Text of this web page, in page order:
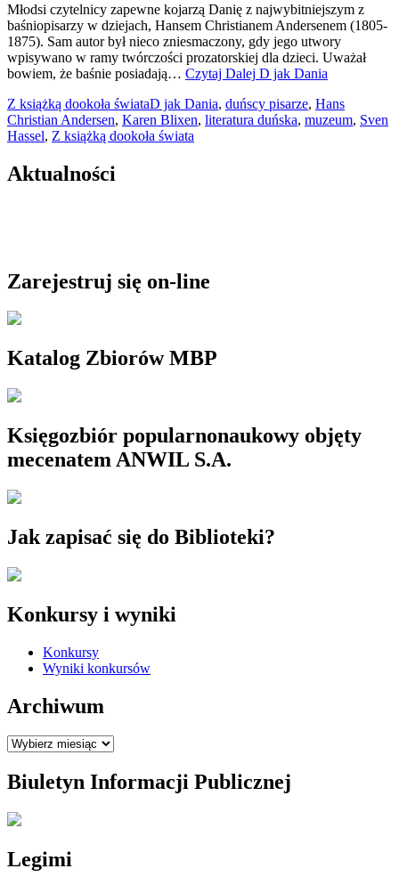
Młodsi czytelnicy zapewne kojarzą Danię z najwybitniejszym z
baśniopisarzy w dziejach, Hansem Christianem Andersenem (1805-
1875). Sam autor był nieco zniesmaczony, gdy jego utwory
wpisywano w ramy twórczości prozatorskiej dla dzieci. Uważał
bowiem, że baśnie posiadają… Czytaj Dalej D jak Dania
Z książką dookoła świataD jak Dania, duńscy pisarze, Hans
Christian Andersen, Karen Blixen, literatura duńska, muzeum, Sven
Hassel, Z książką dookoła świata
Aktualności
Zarejestruj się on-line
Katalog Zbiorów MBP
Księgozbiór popularnonaukowy objęty
mecenatem ANWIL S.A.
Jak zapisać się do Biblioteki?
Konkursy i wyniki
Konkursy
Wyniki konkursów
Archiwum
Archiwum
Biuletyn Informacji Publicznej
Legimi